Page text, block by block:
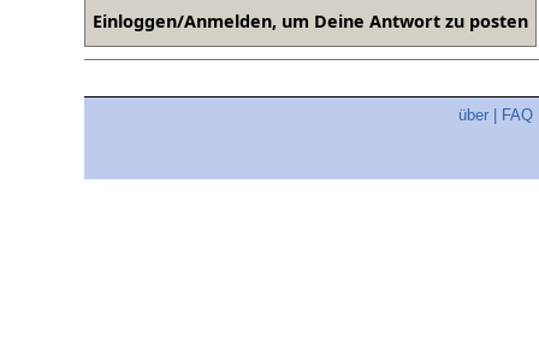
über FAQ